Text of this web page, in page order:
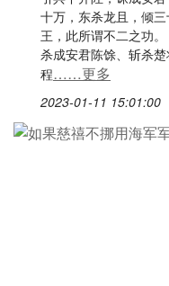
十万，东杀龙且，倾
王，此所谓不二之功
杀成安君陈馀、斩杀
程……更多
2023-01-11 15:01:00